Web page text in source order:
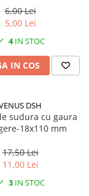
6,00 Lei
5,00 Lei
4IN STOC
IN COS
DSH
sudura cu gaura
18x110 mm
17,50 Lei
11,00 Lei
3 IN STOC